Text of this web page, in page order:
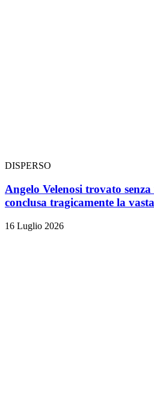
DISPERSO
Angelo Velenosi trovato
conclusa tragicamente la
16 Luglio 2026